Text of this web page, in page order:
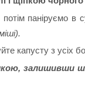
паніруємо в
капусту з усіх
залишивши